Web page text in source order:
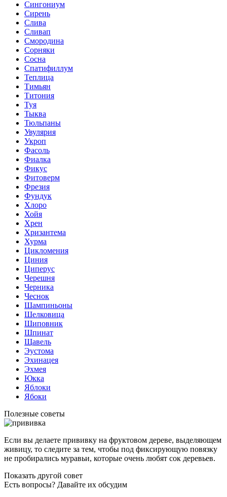
Сингониум
Сирень
Слива
Сливап
Смородина
Сорняки
Сосна
Спатифиллум
Теплица
Тимьян
Титония
Туя
Тыква
Тюльпаны
Увулярия
Укроп
Фасоль
Фиалка
Фикус
Фитоверм
Фрезия
Фундук
Хлоро
Хойя
Хрен
Хризантема
Хурма
Цикломения
Циния
Циперус
Черешня
Черника
Чеснок
Шампиньоны
Шелковица
Шиповник
Шпинат
Щавель
Эустома
Эхинацея
Эхмея
Юкка
Яблоки
Ябоки
Полезные советы
Если вы делаете прививку на фруктовом дереве, выделяющем
живицу, то следите за тем, чтобы под фиксирующую повязку
не пробирались муравьи, которые очень любят сок деревьев.
Показать другой совет
Есть вопросы? Давайте их обсудим